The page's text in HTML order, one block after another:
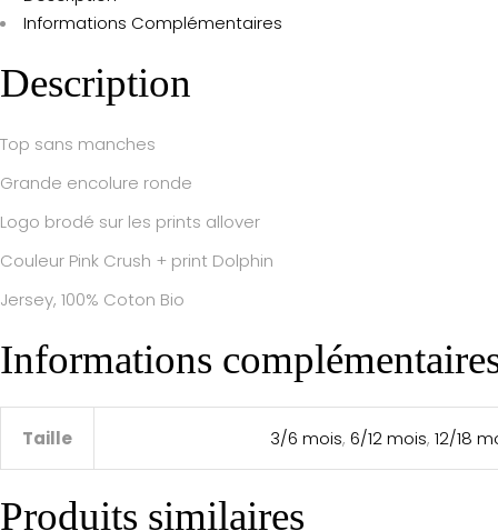
Informations Complémentaires
Description
Top sans manches
Grande encolure ronde
Logo brodé sur les prints allover
Couleur Pink Crush + print Dolphin
Jersey, 100% Coton Bio
Informations
Taille 3/6 mois, 6/12 mois, 12/18
Produits similaires